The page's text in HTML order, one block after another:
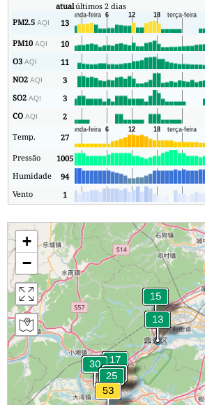
atualúltimos 2 dias
PM2.5AQI 13
PM10AQI 10
O3AQI 11
NO2AQI 3
SO2AQI 3
COAQI 2
Temp.
27
Pressão
1005
Humidade
94
Vento
1
+
−